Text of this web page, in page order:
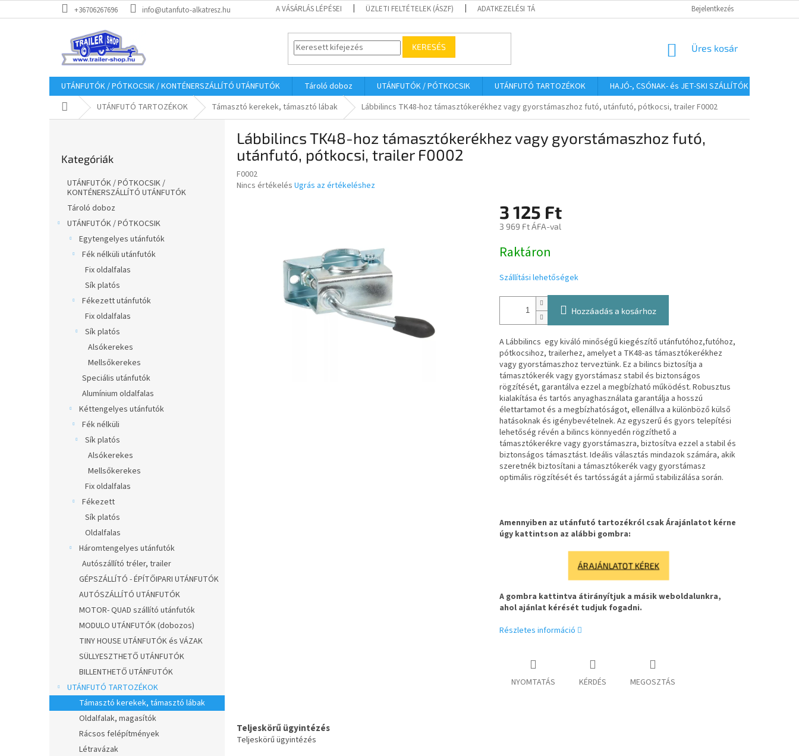
a
+36706267696 info@utanfuto-alkatresz.hu A VÁSÁRLÁS LÉPÉSEI ÜZLETI FELTÉTELEK (ÁSZF) ADATKEZELÉSI TÁJÉKOZTATÓ Bejelentkezés
KERESÉS KOSÁR
Üres kosár
UTÁNFUTÓK / PÓTKOCSIK / KONTÉNERSZÁLLÍTÓ UTÁNFUTÓK Tároló doboz UTÁNFUTÓK / PÓTKOCSIK UTÁNFUTÓ TARTOZÉKOK HAJÓ-, CSÓNAK- és JET-SKI SZÁLLÍTÓK
KezdőlapUTÁNFUTÓ TARTOZÉKOK Támasztó kerekek, támasztó lábak Lábbilincs TK48-hoz támasztókerékhez vagy gyorstámaszhoz futó, utánfutó, pótkocsi, trailer F0002
átugrása
Kategóriák
UTÁNFUTÓK / PÓTKOCSIK /
KONTÉNERSZÁLLÍTÓ UTÁNFUTÓK
Tároló doboz
UTÁNFUTÓK / PÓTKOCSIK
Egytengelyes utánfutók
Fék nélküli utánfutók
Fix oldalfalas
Sík platós
Fékezett utánfutók
Fix oldalfalas
Sík platós
Alsókerekes
Mellsőkerekes
Speciális utánfutók
Alumínium oldalfalas
Kéttengelyes utánfutók
Fék nélküli
Sík platós
Alsókerekes
Mellsőkerekes
Fix oldalfalas
Fékezett
Sík platós
Oldalfalas
Háromtengelyes utánfutók
Autószállító tréler, trailer
GÉPSZÁLLÍTÓ - ÉPÍTŐIPARI UTÁNFUTÓK
AUTÓSZÁLLÍTÓ UTÁNFUTÓK
MOTOR- QUAD szállító utánfutók
MODULO UTÁNFUTÓK (dobozos)
TINY HOUSE UTÁNFUTÓK és VÁZAK
SÜLLYESZTHETŐ UTÁNFUTÓK
BILLENTHETŐ UTÁNFUTÓK
UTÁNFUTÓ TARTOZÉKOK
Támasztó kerekek, támasztó lábak
Oldalfalak, magasítók
Rácsos felépítmények
Létravázak
Lábbilincs TK48-hoz támasztókerékhez vagy gyorstámaszhoz futó,
utánfutó, pótkocsi, trailer F0002
F0002
A
Nincs értékelés Ugrás az értékeléshez
3 125 Ft
3 969 Ft ÁFA-val
Raktáron
Szállítási lehetőségek
Hozzáadás a kosárhoz
A Lábbilincs egy kiváló minőségű kiegészítő utánfutóhoz,futóhoz,
pótkocsihoz, trailerhez, amelyet a TK48-as támasztókerékhez
vagy gyorstámaszhoz terveztünk. Ez a bilincs biztosítja a
támasztókerék vagy gyorstámasz stabil és biztonságos
rögzítését, garantálva ezzel a megbízható működést. Robusztus
kialakítása és tartós anyaghasználata garantálja a hosszú
élettartamot és a megbízhatóságot, ellenállva a különböző külső
hatásoknak és igénybevételnek. Az egyszerű és gyors telepítési
lehetőség révén a bilincs könnyedén rögzíthető a
támasztókerékre vagy gyorstámaszra, biztosítva ezzel a stabil és
biztonságos támasztást. Ideális választás mindazok számára, akik
szeretnék biztosítani a támasztókerék vagy gyorstámasz
optimális rögzítését és tartósságát a jármű stabilizálása során.
Amennyiben az utánfutó tartozékról csak Árajánlatot kérne
úgy kattintson az alábbi gombra:
ÁRAJÁNLATOT KÉREK
A gombra kattintva átirányítjuk a másik weboldalunkra,
ahol ajánlat kérését tudjuk fogadni.
Részletes információ
NYOMTATÁS KÉRDÉS MEGOSZTÁS
Teljeskörű ügyintézés
Teljeskörű ügyintézés